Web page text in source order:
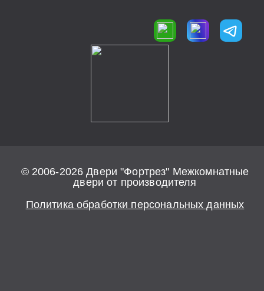
© 2006-2026 Двери "Фортрез" Межкомнатные
двери от производителя
Политика обработки персональных данных